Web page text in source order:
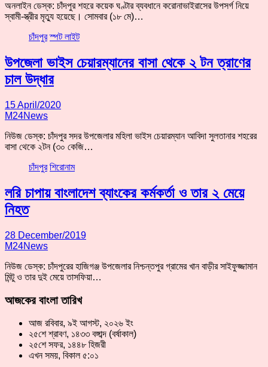
অনলাইন ডেস্ক: চাঁদপুর শহরে কয়েক ঘণ্টার ব্যবধানে করোনাভাইরাসের উপসর্গ নিয়ে
স্বামী-স্ত্রীর মৃত্যু হয়েছে। সোমবার (১৮ মে)…
চাঁদপুর স্পট লাইট
উপজেলা ভাইস চেয়ারম্যানের বাসা থেকে ২ টন ত্রাণের
চাল উদ্ধার
15 April/2020
M24News
নিউজ ডেস্ক: চাঁদপুর সদর উপজেলার মহিলা ভাইস চেয়ারম্যান আবিদা সুলতানার শহরের
বাসা থেকে ২টন (৩০ কেজি…
চাঁদপুর শিরোনাম
লরি চাপায় বাংলাদেশ ব্যাংকের কর্মকর্তা ও তার ২ মেয়ে
নিহত
28 December/2019
M24News
নিউজ ডেস্ক: চাঁদপুরের হাজিগঞ্জ উপজেলার নিশ্চন্তপুর গ্রামের খান বাড়ীর সাইফুজ্জামান
মিন্টু ও তার দুই মেয়ে তাসফিয়া…
আজকের বাংলা তারিখ
আজ রবিবার, ৯ই আগস্ট, ২০২৬ ইং
২৫শে শ্রাবণ, ১৪৩৩ বঙ্গাব্দ (বর্ষাকাল)
২৫শে সফর, ১৪৪৮ হিজরী
এখন সময়, বিকাল ৫:০১